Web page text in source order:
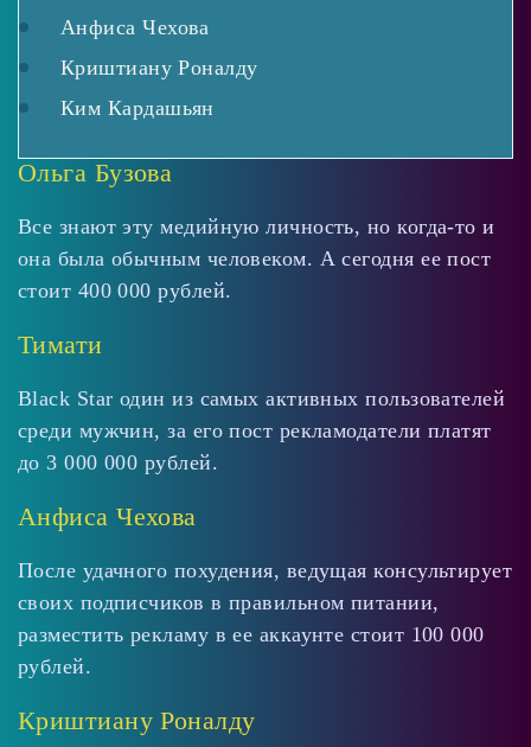
Анфиса Чехова
Криштиану Роналду
Ким Кардашьян
Ольга Бузова
Все знают эту медийную личность, но когда-то и
она была обычным человеком. А сегодня ее пост
стоит 400 000 рублей.
Тимати
Black Star один из самых активных пользователей
среди мужчин, за его пост рекламодатели платят
до 3 000 000 рублей.
Анфиса Чехова
После удачного похудения, ведущая консультирует
своих подписчиков в правильном питании,
разместить рекламу в ее аккаунте стоит 100 000
рублей.
Криштиану Роналду